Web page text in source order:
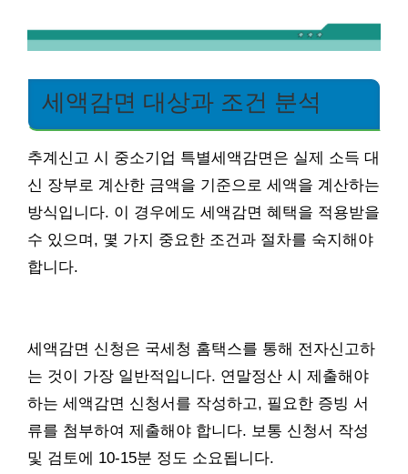
세액감면 대상과 조건 분석
추계신고 시 중소기업 특별세액감면은 실제 소득 대
신 장부로 계산한 금액을 기준으로 세액을 계산하는
방식입니다. 이 경우에도 세액감면 혜택을 적용받을
수 있으며, 몇 가지 중요한 조건과 절차를 숙지해야
합니다.
세액감면 신청은 국세청 홈택스를 통해 전자신고하
는 것이 가장 일반적입니다. 연말정산 시 제출해야
하는 세액감면 신청서를 작성하고, 필요한 증빙 서
류를 첨부하여 제출해야 합니다. 보통 신청서 작성
및 검토에 10-15분 정도 소요됩니다.